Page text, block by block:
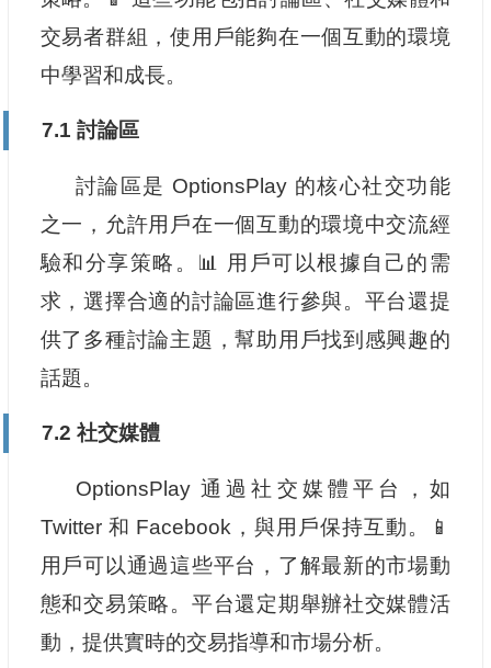
交易者群組，使用戶能夠在一個互動的環境
中學習和成長。
7.1 討論區
討論區是 OptionsPlay 的核心社交功能
之一，允許用戶在一個互動的環境中交流經
驗和分享策略。📊 用戶可以根據自己的需
求，選擇合適的討論區進行參與。平台還提
供了多種討論主題，幫助用戶找到感興趣的
話題。
7.2 社交媒體
OptionsPlay 通過社交媒體平台，如
Twitter 和 Facebook，與用戶保持互動。📱
用戶可以通過這些平台，了解最新的市場動
態和交易策略。平台還定期舉辦社交媒體活
動，提供實時的交易指導和市場分析。